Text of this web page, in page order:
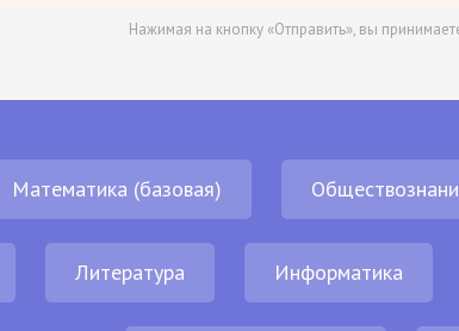
Нажимая на кнопку «Отправить», вы
Математика (базовая)
Литература Информатика